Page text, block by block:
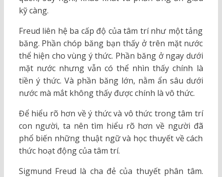
kỹ càng.
Freud liên hệ ba cấp độ của tâm trí như một tảng
băng. Phần chóp băng bạn thấy ở trên mặt nước
thể hiện cho vùng ý thức. Phần băng ở ngay dưới
mặt nước nhưng vẫn có thể nhìn thấy chính là
tiền ý thức. Và phần băng lớn, nằm ẩn sâu dưới
nước mà mắt không thấy được chính là vô thức.
Để hiểu rõ hơn về ý thức và vô thức trong tâm trí
con người, ta nên tìm hiểu rõ hơn về người đã
phổ biến những thuật ngữ và học thuyết về cách
thức hoạt động của tâm trí.
Sigmund Freud là cha đẻ của thuyết phân tâm.